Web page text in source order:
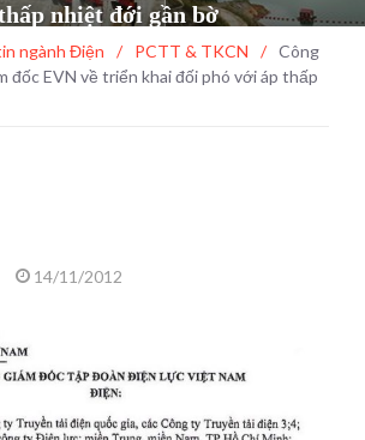
nhiệt đới gần bờ
ngành Điện / PCTT & TKCN / Công
đốc EVN về triển khai đối phó với áp thấp
14/11/2012